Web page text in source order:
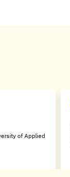
of Applied